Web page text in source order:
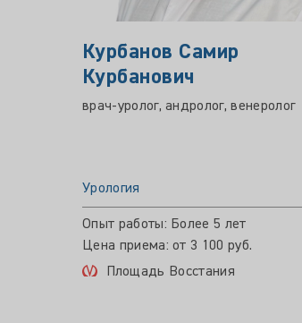
Курбанов Самир
Курбанович
врач-уролог, андролог, венеролог
Урология
Опыт работы: Более 5 лет
Цена приема: от 3 100 руб.
Площадь Восстания